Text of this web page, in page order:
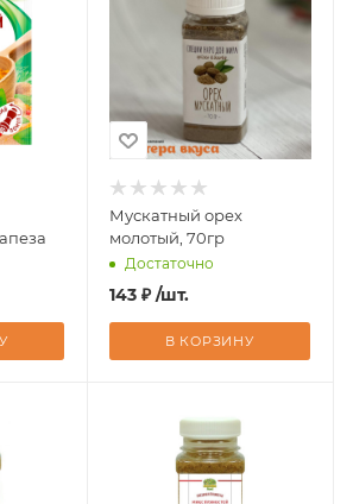
Мускатный орех
молотый, 70гр
Достаточно
143 ₽ /шт.
В КОРЗИНУ